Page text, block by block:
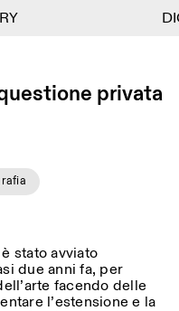
IT
48
14:30–18:00
privata
stato avviato
due anni fa, per
facendo delle
l’estensione e la